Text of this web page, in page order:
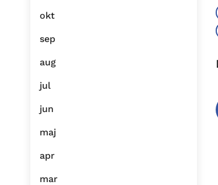
okt
sep
aug
jul
jun
maj
apr
mar